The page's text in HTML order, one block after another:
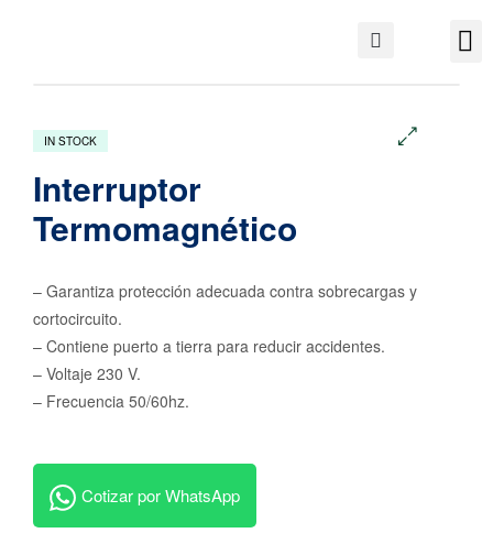
IN STOCK
Interruptor
Termomagnético
– Garantiza protección adecuada contra sobrecargas y
cortocircuito.
– Contiene puerto a tierra para reducir accidentes.
– Voltaje 230 V.
– Frecuencia 50/60hz.
Cotizar por WhatsApp